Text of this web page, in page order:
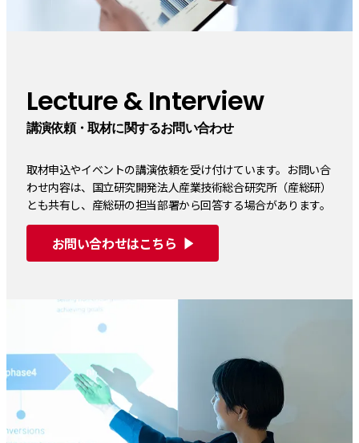
Lecture & Interview
講演依頼・取材に関するお問い合わせ
取材申込やイベントの講演依頼を受け付けています。お問い合
わせ内容は、国立研究開発法人産業技術総合研究所（産総研）
とも共有し、産総研の担当部署から回答する場合があります。
お問い合わせはこちら